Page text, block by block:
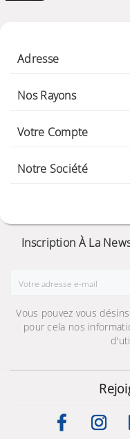
Adresse
Nos Rayons
Votre Compte
Notre Société
Inscription À La
Vous pouvez vous
pour cela nos